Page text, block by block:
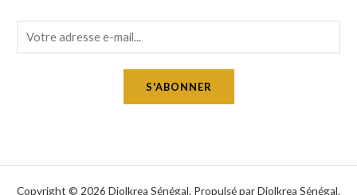
m
S'ABONNER
Copyright © 2026 Diolkrea Sénégal. Propulsé par Diolkrea Sénégal.